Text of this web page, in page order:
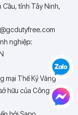
tỉnh Tây Ninh,
nghiệp:
mại Thế Kỷ Vàng
hữu của Công ty